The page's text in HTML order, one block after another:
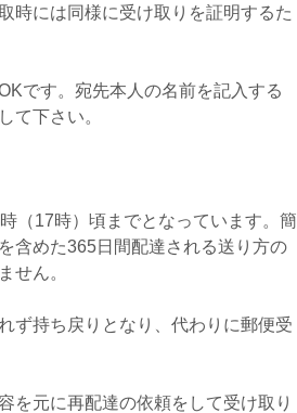
時には同様に受け取りを証明するた
です。宛先本人の名前を記入する
て下さい。
（17時）頃までとなっています。簡
含めた365日間配達される送り方の
せん。
ず持ち戻りとなり、代わりに郵便受
を元に再配達の依頼をして受け取り